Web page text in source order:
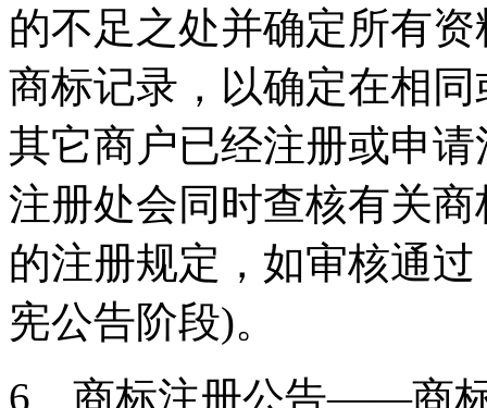
的不足之处并确定所有
商标记录，以确定在相
其它商户已经注册或申
注册处会同时查核有关
的注册规定，如审核通
宪公告阶段)。
6、商标注册公告——商